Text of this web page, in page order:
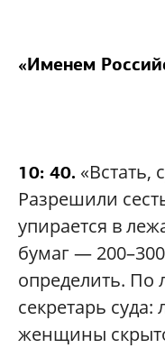
«Именем
10: 40. «Встать,
Разрешили
упирается в
бумаг —
определить. По
секретарь
женщины